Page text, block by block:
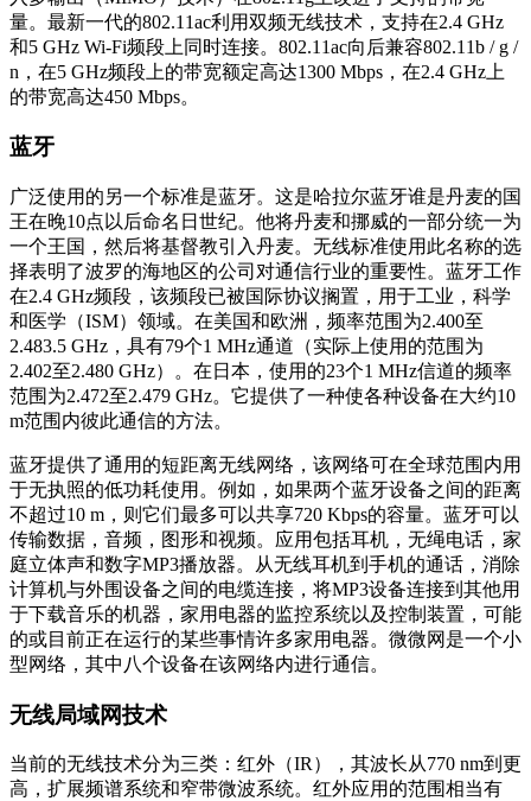
量。最新一代的802.11ac利用双频无线技术，支持在2.4 GHz
和5 GHz Wi-Fi频段上同时连接。802.11ac向后兼容802.11b / g /
n，在5 GHz频段上的带宽额定高达1300 Mbps，在2.4 GHz上
的带宽高达450 Mbps。
蓝牙
广泛使用的另一个标准是蓝牙。这是哈拉尔蓝牙谁是丹麦的国
王在晚10点以后命名日世纪。他将丹麦和挪威的一部分统一为
一个王国，然后将基督教引入丹麦。无线标准使用此名称的选
择表明了波罗的海地区的公司对通信行业的重要性。蓝牙工作
在2.4 GHz频段，该频段已被国际协议搁置，用于工业，科学
和医学（ISM）领域。在美国和欧洲，频率范围为2.400至
2.483.5 GHz，具有79个1 MHz通道（实际上使用的范围为
2.402至2.480 GHz）。在日本，使用的23个1 MHz信道的频率
范围为2.472至2.479 GHz。它提供了一种使各种设备在大约10
m范围内彼此通信的方法。
蓝牙提供了通用的短距离无线网络，该网络可在全球范围内用
于无执照的低功耗使用。例如，如果两个蓝牙设备之间的距离
不超过10 m，则它们最多可以共享720 Kbps的容量。蓝牙可以
传输数据，音频，图形和视频。应用包括耳机，无绳电话，家
庭立体声和数字MP3播放器。从无线耳机到手机的通话，消除
计算机与外围设备之间的电缆连接，将MP3设备连接到其他用
于下载音乐的机器，家用电器的监控系统以及控制装置，可能
的或目前正在运行的某些事情许多家用电器。微微网是一个小
型网络，其中八个设备在该网络内进行通信。
无线局域网技术
当前的无线技术分为三类：红外（IR），其波长从770 nm到更
高，扩展频谱系统和窄带微波系统。红外应用的范围相当有